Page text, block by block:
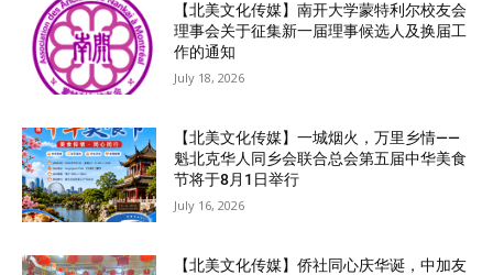
【北美文化传媒】南开大学蒙特利尔校友会
理事会关于征集新一届理事候选人及换届工
作的通知
July 18, 2026
【北美文化传媒】一城烟火，万里乡情——
魁北克华人同乡会联合总会第五届中华美食
节将于8月1日举行
July 16, 2026
【北美文化传媒】侨社同心庆华诞，中加友